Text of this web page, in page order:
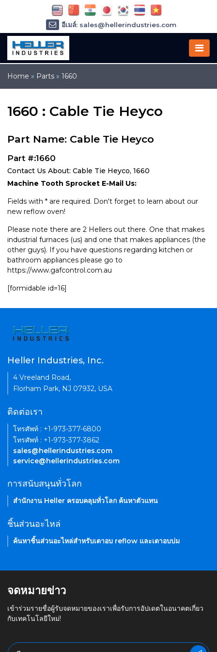
Home » Parts » 1660
1660 : Cable Tie Heyco
Part Name: Cable Tie Heyco
Part #:1660
Contact Us About: Cable Tie Heyco, 1660
Machine Tooth Sprocket E-Mail Us:
Fields with * are required. Don't forget to learn about our
new reflow oven!
Please note there are 2 Hellers out there. One that makes
industrial furnaces (us) and one that makes appliances (the
other guys). If you have questions regarding kitchen or
bathroom appliances please go to
https://www.gafcontrol.com.au
[formidable id=16]
อีเมล์: sales@hellerindustries.com
อีเมล์: service@hellerindustries.com
โทรศัพท์ :
Heller Industries, Inc.
4 Vreeland Road,
Florham Park, NJ 07932, USA
ติดต่อเรา
โทรศัพท์ : +1-973-377-6800
โทรศัพท์ : +1-973-377-3862
sales@hellerindustries.com
service@hellerindustries.com
การสนับสนุนทั่วโลก
สำนักงาน Heller ครอบคลุมทั่วโลก ค้นหาตัวแทน
ชิ้นส่วนอะไหล่
ค้นหาชิ้นส่วนอะไหล่สำหรับเตาอบ reflow และเตาอบบ่ม
จดหมายข่าว
เข้าร่วมรายชื่อผู้รับจดหมายของเราเพื่อรับการอัปเดตในอนาคตเกี่ยว
กับเทคโนโลยีใหม่!